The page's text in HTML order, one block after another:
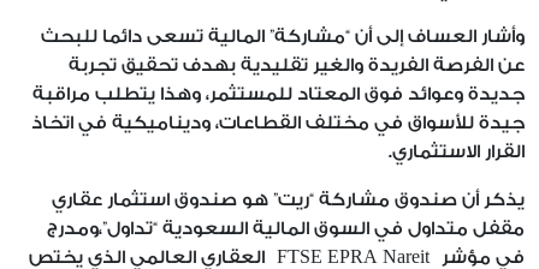
وأشار العساف إلى أن “مشاركة” المالية تسعى دائما للبحث
عن الفرصة الفريدة والغير تقليدية بهدف تحقيق تجربة
جديدة وعوائد فوق المعتاد للمستثمر، وهذا يتطلب مراقبة
جيدة للأسواق في مختلف القطاعات، وديناميكية في اتخاذ
القرار الاستثماري.
يذكر أن صندوق مشاركة “ريت” هو صندوق استثمار عقاري
مقفل متداول في السوق المالية السعودية “تداول”،ومدرج
في مؤشر FTSE EPRA Nareit العقاري العالمي الذي يختص